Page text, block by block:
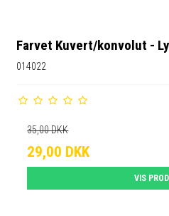
Farvet Kuvert/konvolut -
014022
35,00 DKK
29,00 DKK
VIS